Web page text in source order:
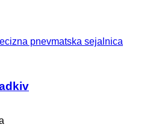
pnevmatska sejalnica